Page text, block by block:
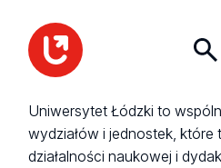
Uniwersytet Łódzki to
wydziałów i jednostek, które
działalności naukowej i